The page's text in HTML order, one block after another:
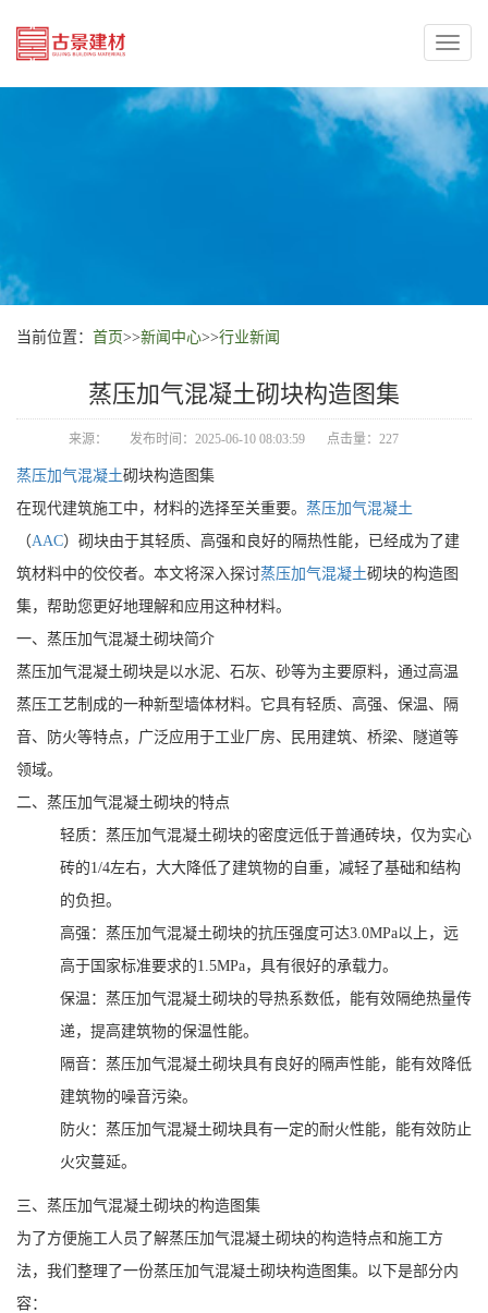
Toggle
当前位置： 首页>>新闻中心>>行业新闻
蒸压加气混凝土砌块构造图集
来源： 发布时间：2025-06-10 08:03:59 点击量：227
蒸压加气混凝土砌块构造图集
在现代建筑施工中，材料的选择至关重要。 蒸压加气混凝土
（AAC）砌块由于其轻质、高强和良好的隔热性能，已经成为了建
筑材料中的佼佼者。本文将深入探讨蒸压加气混凝土砌块的构造图
集，帮助您更好地理解和应用这种材料。
一、蒸压加气混凝土砌块简介
蒸压加气混凝土砌块是以水泥、石灰、砂等为主要原料，通过高温
蒸压工艺制成的一种新型墙体材料。它具有轻质、高强、保温、隔
音、防火等特点，广泛应用于工业厂房、民用建筑、桥梁、隧道等
领域。
二、蒸压加气混凝土砌块的特点
轻质：蒸压加气混凝土砌块的密度远低于普通砖块，仅为实心
砖的1/4左右，大大降低了建筑物的自重，减轻了基础和结构
的负担。
高强：蒸压加气混凝土砌块的抗压强度可达3.0MPa以上，远
高于国家标准要求的1.5MPa，具有很好的承载力。
保温：蒸压加气混凝土砌块的导热系数低，能有效隔绝热量传
递，提高建筑物的保温性能。
隔音：蒸压加气混凝土砌块具有良好的隔声性能，能有效降低
建筑物的噪音污染。
防火：蒸压加气混凝土砌块具有一定的耐火性能，能有效防止
火灾蔓延。
三、蒸压加气混凝土砌块的构造图集
为了方便施工人员了解蒸压加气混凝土砌块的构造特点和施工方
法，我们整理了一份蒸压加气混凝土砌块构造图集。以下是部分内
容：